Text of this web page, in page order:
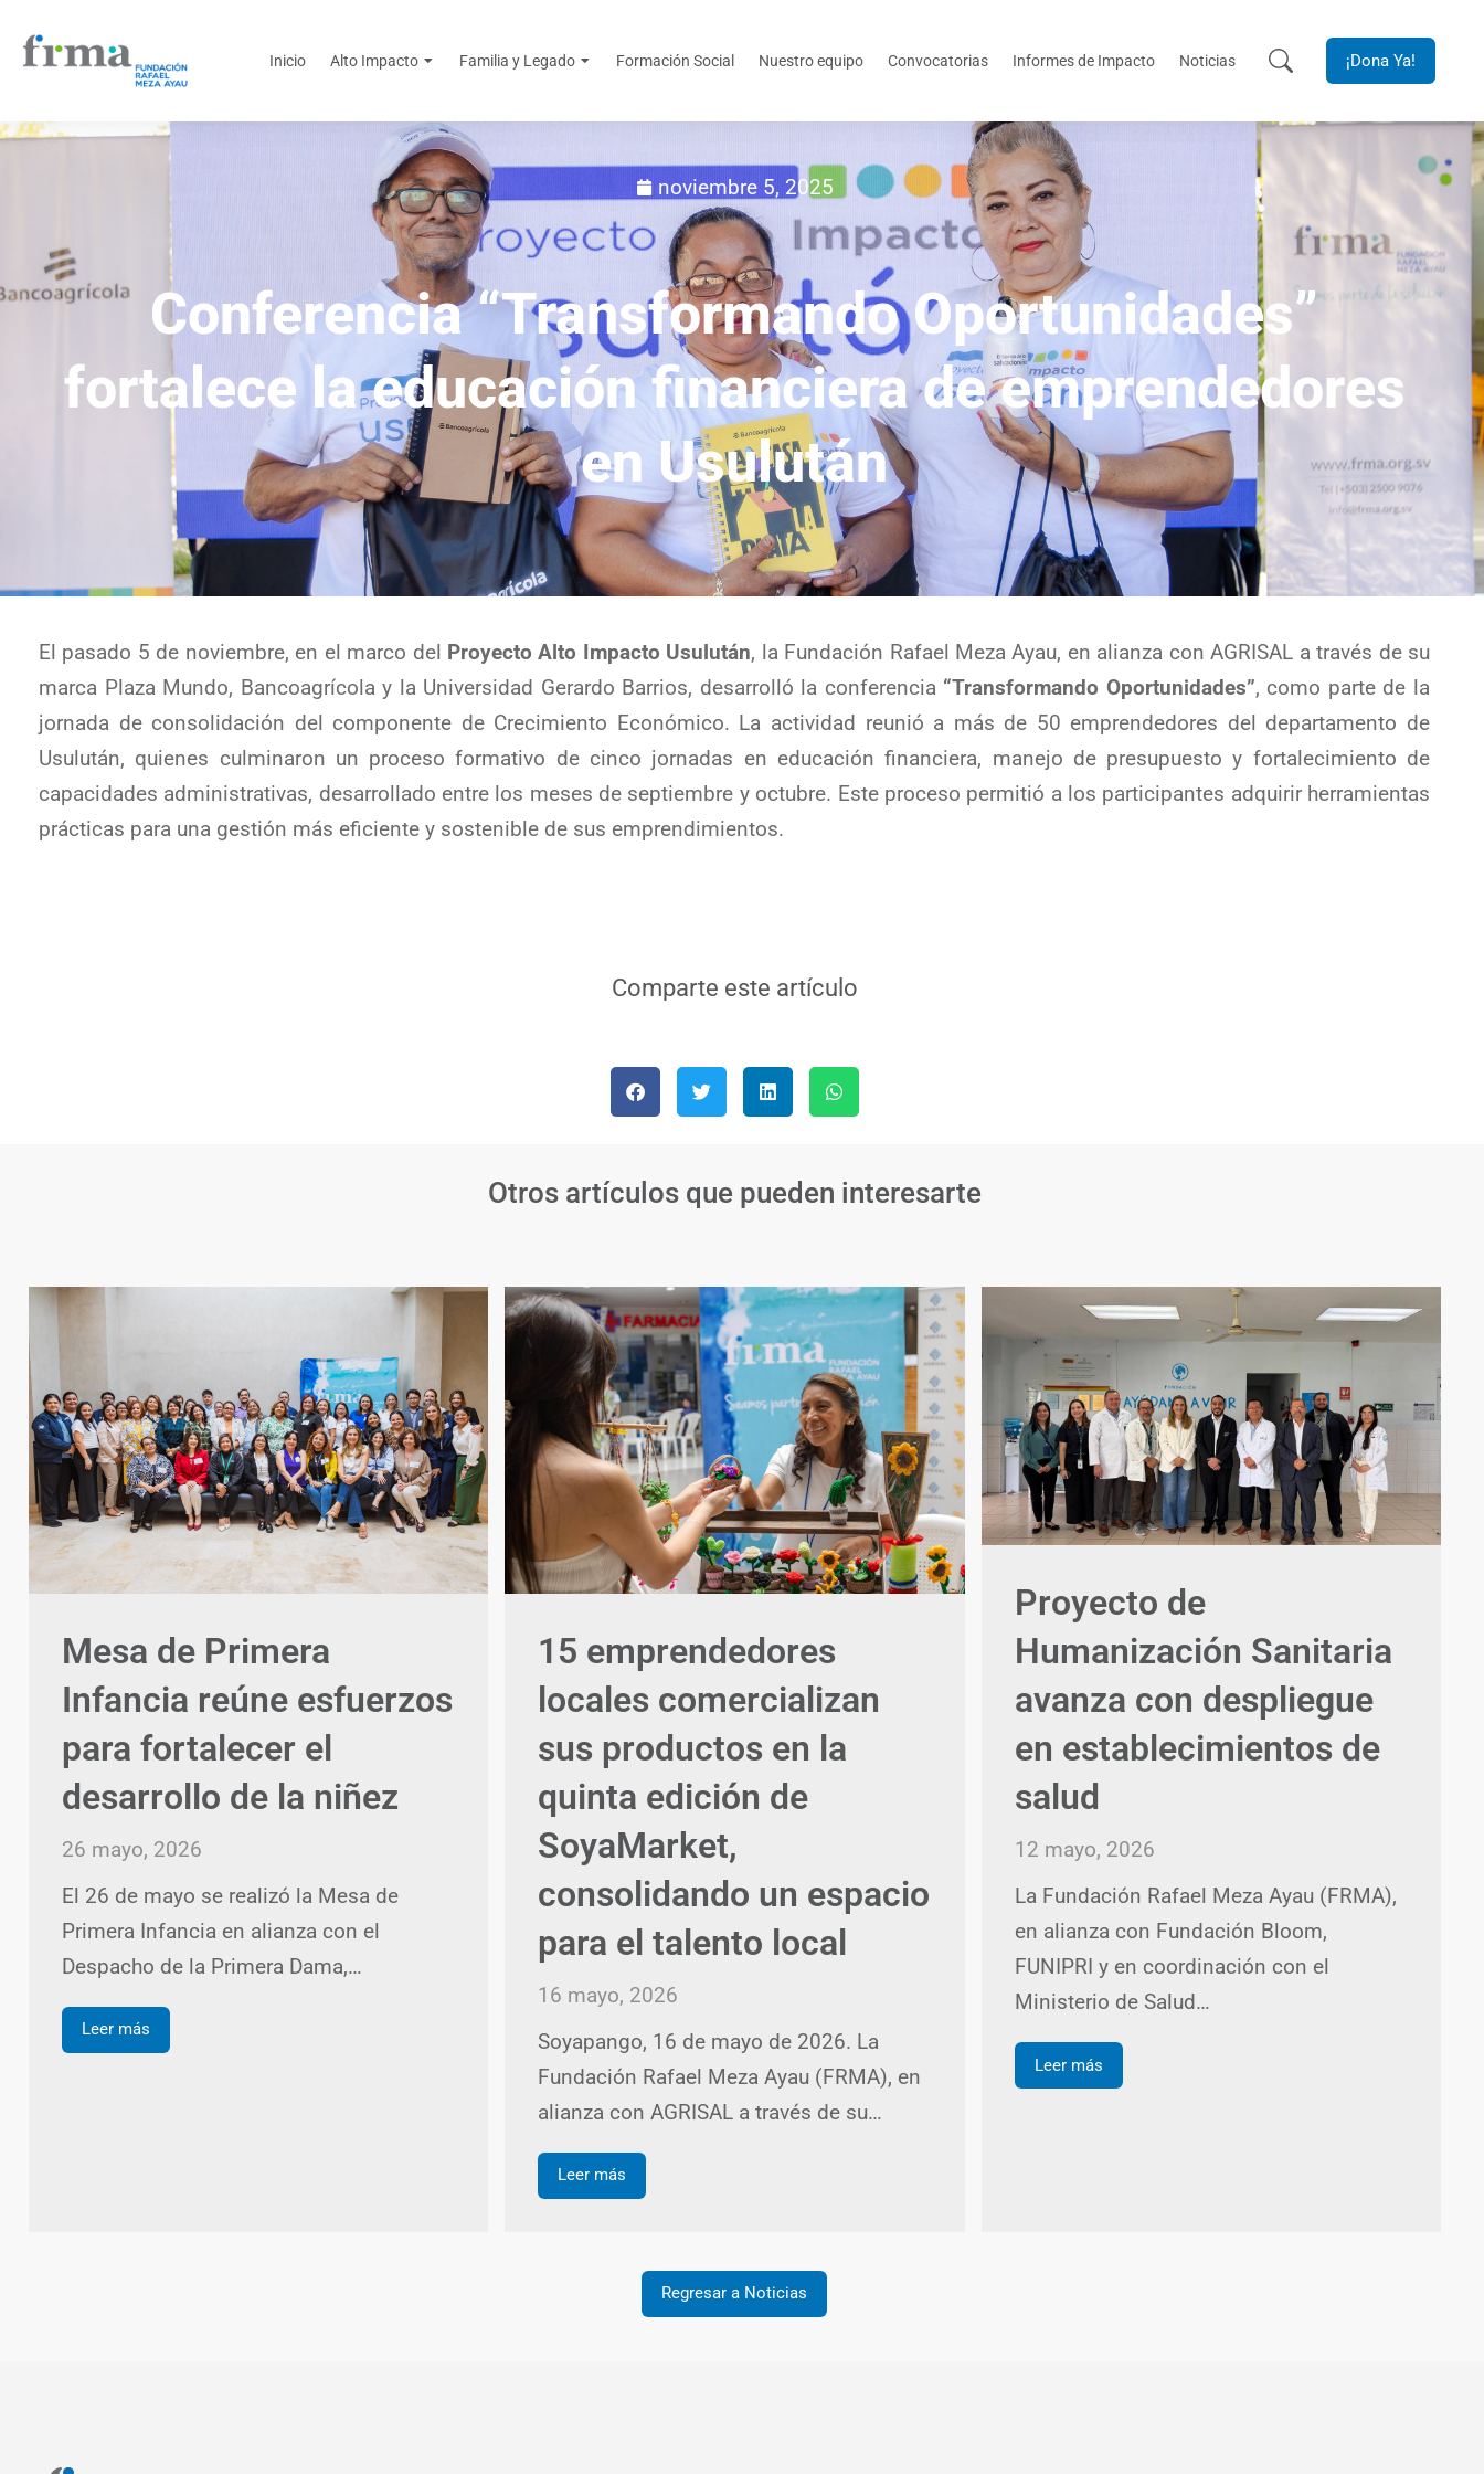
Inicio Alto Impacto Familia y Legado Formación Social Nuestro equipo Convocatorias Informes de Impacto Noticias ¡Dona Ya!
noviembre 5, 2025
Conferencia “Transformando Oportunidades”
fortalece la educación financiera de emprendedores
en Usulután
El pasado 5 de noviembre, en el marco del Proyecto Alto Impacto Usulután, la Fundación Rafael Meza Ayau, en alianza con AGRISAL a través de su
marca Plaza Mundo, Bancoagrícola y la Universidad Gerardo Barrios, desarrolló la conferencia “Transformando Oportunidades”, como parte de la
jornada de consolidación del componente de Crecimiento Económico. La actividad reunió a más de 50 emprendedores del departamento de
Usulután, quienes culminaron un proceso formativo de cinco jornadas en educación financiera, manejo de presupuesto y fortalecimiento de
capacidades administrativas, desarrollado entre los meses de septiembre y octubre. Este proceso permitió a los participantes adquirir herramientas
prácticas para una gestión más eficiente y sostenible de sus emprendimientos.
Comparte este artículo
Otros artículos que pueden interesarte
Mesa de Primera
Infancia reúne esfuerzos
para fortalecer el
desarrollo de la niñez
26 mayo, 2026
El 26 de mayo se realizó la Mesa de
Primera Infancia en alianza con el
Despacho de la Primera Dama,…
Leer más
15 emprendedores
locales comercializan
sus productos en la
quinta edición de
SoyaMarket,
consolidando un espacio
para el talento local
16 mayo, 2026
Soyapango, 16 de mayo de 2026. La
Fundación Rafael Meza Ayau (FRMA), en
alianza con AGRISAL a través de su…
Leer más
Proyecto de
Humanización Sanitaria
avanza con despliegue
en establecimientos de
salud
12 mayo, 2026
La Fundación Rafael Meza Ayau (FRMA),
en alianza con Fundación Bloom,
FUNIPRI y en coordinación con el
Ministerio de Salud…
Leer más
Regresar a Noticias